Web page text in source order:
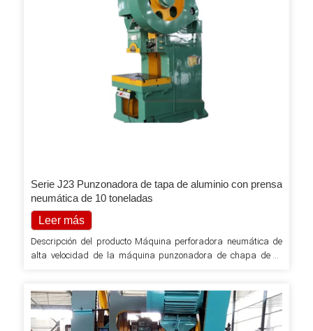
Serie J23 Punzonadora de tapa de aluminio con prensa
neumática de 10 toneladas
Leer más
Descripción del producto Máquina perforadora neumática de
alta velocidad de la máquina punzonadora de chapa de la
compacta, aspecto hermoso. 3. Altura del molde para lograr un
ajuste eléctrico, altura de ajuste de pantalla digital. 4.
Deslizador con carril hexaedro rectangular extendido, con